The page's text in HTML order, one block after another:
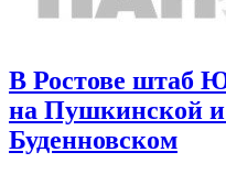
В Ростове штаб
на Пушкинской
Буденновском